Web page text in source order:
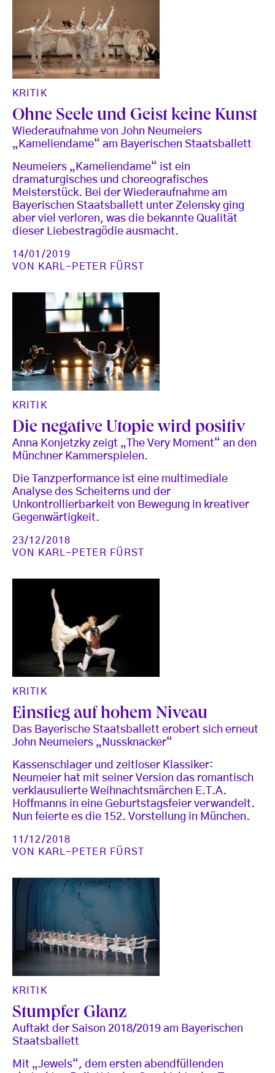
KRITIK
Ohne Seele und Geist keine Kunst
Wiederaufnahme von John Neumeiers
„Kameliendame“ am Bayerischen Staatsballett
Neumeiers „Kameliendame“ ist ein
dramaturgisches und choreografisches
Meisterstück. Bei der Wiederaufnahme am
Bayerischen Staatsballett unter Zelensky ging
aber viel verloren, was die bekannte Qualität
dieser Liebestragödie ausmacht.
14/01/2019
VON
KARL-PETER FÜRST
KRITIK
Die negative Utopie wird positiv
Anna Konjetzky zeigt „The Very Moment“ an den
Münchner Kammerspielen.
Die Tanzperformance ist eine multimediale
Analyse des Scheiterns und der
Unkontrollierbarkeit von Bewegung in kreativer
Gegenwärtigkeit.
23/12/2018
VON
KARL-PETER FÜRST
KRITIK
Einstieg auf hohem Niveau
Das Bayerische Staatsballett erobert sich erneut
John Neumeiers „Nussknacker“
Kassenschlager und zeitloser Klassiker:
Neumeier hat mit seiner Version das romantisch
verklausulierte Weihnachtsmärchen E.T.A.
Hoffmanns in eine Geburtstagsfeier verwandelt.
Nun feierte es die 152. Vorstellung in München.
11/12/2018
VON
KARL-PETER FÜRST
KRITIK
Stumpfer Glanz
Auftakt der Saison 2018/2019 am Bayerischen
Staatsballett
Mit „Jewels“, dem ersten abendfüllenden